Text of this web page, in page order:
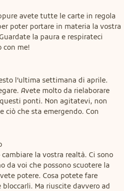
avete tutte le carte in regola
poter portare in materia la vostra
la paura e respirateci
con me!
l’ultima settimana di aprile.
Avete molto da rielaborare
ponti. Non agitatevi, non
ciò che sta emergendo. Con
la vostra realtà. Ci sono
da voi che possono scuotere la
potere. Cosa potete fare
Ma riuscite davvero ad